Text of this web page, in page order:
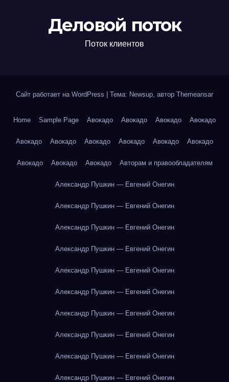
Деловой поток
Поток клиентов
Сайт работает на WordPress Тема: Newsup, автор Themeansar
Home Sample Page Авокадо Авокадо Авокадо Авокадо
Авокадо Авокадо Авокадо Авокадо Авокадо Авокадо
Авокадо Авокадо Авокадо Авторам и правообладателям
Александр Пушкин — Евгений Онегин
Александр Пушкин — Евгений Онегин
Александр Пушкин — Евгений Онегин
Александр Пушкин — Евгений Онегин
Александр Пушкин — Евгений Онегин
Александр Пушкин — Евгений Онегин
Александр Пушкин — Евгений Онегин
Александр Пушкин — Евгений Онегин
Александр Пушкин — Евгений Онегин
Александр Пушкин — Евгений Онегин